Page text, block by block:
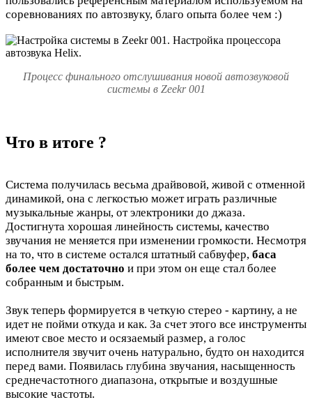
соревнованиях по автозвуку, благо опыта более чем :)
Процесс финального отслушивания новой автозвуковой
системы в Zeekr 001
Что в итоге ?
Система получилась весьма драйвовой, живой с отменной
динамикой, она с легкостью может играть различные
музыкальные жанры, от электроники до джаза.
Достигнута хорошая линейность системы, качество
звучания не меняется при изменении громкости. Несмотря
на то, что в системе остался штатный сабвуфер, баса
более чем достаточно и при этом он еще стал более
собранным и быстрым.
Звук теперь формируется в четкую стерео - картину, а не
идет не пойми откуда и как. За счет этого все инструменты
имеют свое место и осязаемый размер, а голос
исполнителя звучит очень натурально, будто он находится
перед вами. Появилась глубина звучания, насыщенность
среднечастотного диапазона, открытые и воздушные
высокие частоты.